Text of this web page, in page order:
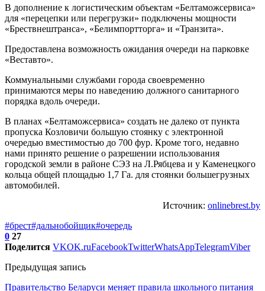
В дополнение к логистическим объектам «Белтаможсервиса»
для «перецепки или перегрузки» подключены мощности
«Брествнештранса», «Белимпортторга» и «Транзита».
Предоставлена возможность ожидания очереди на парковке
«Веставто».
Коммунальными службами города своевременно
принимаются меры по наведению должного санитарного
порядка вдоль очереди.
В планах «Белтаможсервиса» создать не далеко от пункта
пропуска Козловичи большую стоянку с электронной
очередью вместимостью до 700 фур. Кроме того, недавно
нами принято решение о разрешении использования
городской земли в районе СЭЗ на Л.Рябцева и у Каменецкого
кольца общей площадью 1,7 Га. для стоянки большегрузных
автомобилей.
Источник: onlinebrest.by
#брест#дальнобойщик#очередь
0 27
Поделится VKOK.ruFacebookTwitterWhatsAppTelegramViber
Предыдущая запись
Правительство Беларуси меняет правила школьного питания